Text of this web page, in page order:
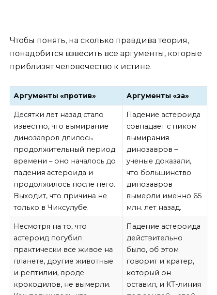
Чтобы понять, на сколько правдива теория,
понадобится взвесить все аргументы, которые
приблизят человечество к истине.
Аргументы «против» Аргументы «за»
Десятки лет назад стало
известно, что вымирание
динозавров длилось
продолжительный период
времени – оно началось до
падения астероида и
продолжилось после него.
Выходит, что причина не
только в Чиксулубе.
Падение астероида
совпадает с пиком
вымирания
динозавров –
ученые доказали,
что большинство
динозавров
вымерли именно 65
млн. лет назад.
Несмотря на то, что
астероид погубил
практически все живое на
планете, другие животные
и рептилии, вроде
крокодилов, не вымерли.
Падение астероида
действительно
было, об этом
говорит и кратер,
который он
оставил, и КТ-линия